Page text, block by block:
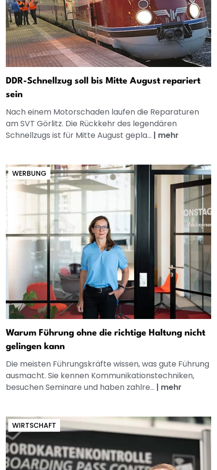
DDR-Schnellzug soll bis Mitte August repariert
sein
Nach einem Motorschaden laufen die Reparaturen
am SVT Görlitz. Die Rückkehr des legendären
Schnellzugs ist für Mitte August gepla... | mehr
WERBUNG
Warum Führung ohne die richtige Haltung nicht
gelingen kann
Die meisten Führungskräfte wissen, was gute Führung
ausmacht. Sie kennen Kommunikationstechniken,
besuchen Seminare und haben zahlre... | mehr
WIRTSCHAFT